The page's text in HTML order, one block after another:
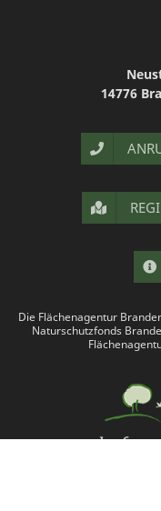
14776
Die Flächenagentur
Naturschutzfonds